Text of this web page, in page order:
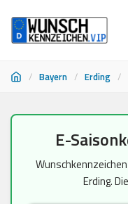
/ Bayern / Erding /
springen
E-
Erding.